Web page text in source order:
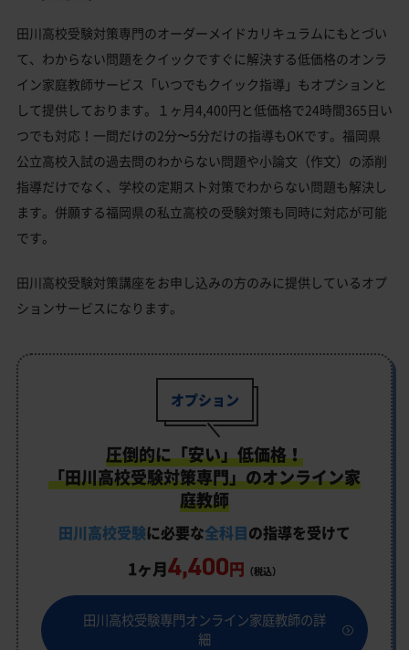
田川高校受験対策専門のオーダーメイドカリキュラムにもとづい
て、わからない問題をクイックですぐに解決する低価格のオンラ
イン家庭教師サービス「いつでもクイック指導」もオプションと
して提供しております。１ヶ月4,400円と低価格で24時間365日い
つでも対応！一問だけの2分〜5分だけの指導もOKです。福岡県
公立高校入試の過去問のわからない問題や小論文（作文）の添削
指導だけでなく、学校の定期スト対策でわからない問題も解決し
ます。併願する福岡県の私立高校の受験対策も同時に対応が可能
です。
田川高校受験対策講座をお申し込みの方のみに提供しているオプ
ションサービスになります。
オプション
圧倒的に「安い」低価格！
「田川高校受験対策専門」のオンライン家
庭教師
田川高校受験に必要な全科目の指導を受けて
1ヶ月4,400円 （税込）
田川高校受験専門オンライン家庭教師の詳
細